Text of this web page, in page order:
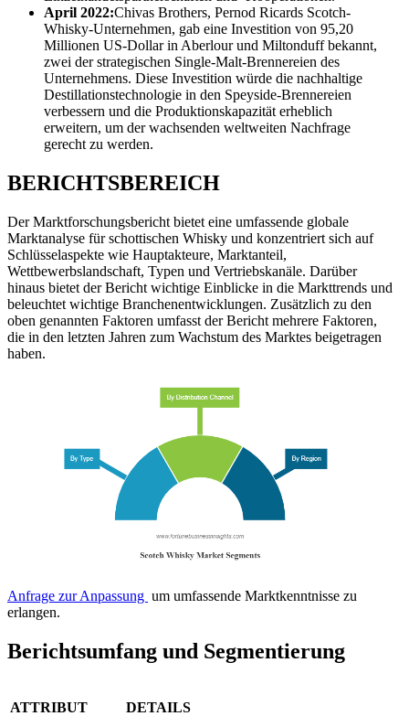
April 2022:Chivas Brothers, Pernod Ricards Scotch-
Whisky-Unternehmen, gab eine Investition von 95,20
Millionen US-Dollar in Aberlour und Miltonduff bekannt,
zwei der strategischen Single-Malt-Brennereien des
Unternehmens. Diese Investition würde die nachhaltige
Destillationstechnologie in den Speyside-Brennereien
verbessern und die Produktionskapazität erheblich
erweitern, um der wachsenden weltweiten Nachfrage
gerecht zu werden.
BERICHTSBEREICH
Der Marktforschungsbericht bietet eine umfassende globale
Marktanalyse für schottischen Whisky und konzentriert sich auf
Schlüsselaspekte wie Hauptakteure, Marktanteil,
Wettbewerbslandschaft, Typen und Vertriebskanäle. Darüber
hinaus bietet der Bericht wichtige Einblicke in die Markttrends und
beleuchtet wichtige Branchenentwicklungen. Zusätzlich zu den
oben genannten Faktoren umfasst der Bericht mehrere Faktoren,
die in den letzten Jahren zum Wachstum des Marktes beigetragen
haben.
Anfrage zur Anpassung um umfassende Marktkenntnisse zu
erlangen.
Berichtsumfang und Segmentierung
ATTRIBUT DETAILS